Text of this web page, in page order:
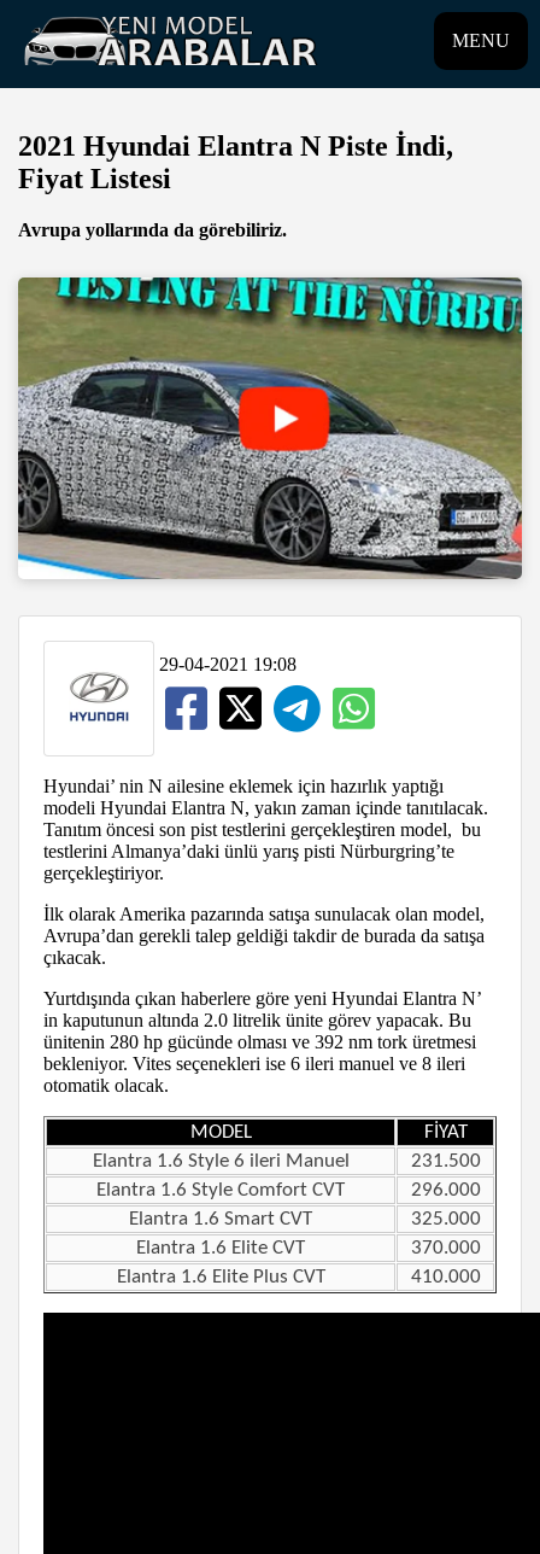
MENU
2021 Hyundai Elantra N Piste İndi,
Fiyat Listesi
Avrupa yollarında da görebiliriz.
29-04-2021 19:08
Hyundai’ nin N ailesine eklemek için hazırlık yaptığı
modeli Hyundai Elantra N, yakın zaman içinde tanıtılacak.
Tanıtım öncesi son pist testlerini gerçekleştiren model, bu
testlerini Almanya’daki ünlü yarış pisti Nürburgring’te
gerçekleştiriyor.
İlk olarak Amerika pazarında satışa sunulacak olan model,
Avrupa’dan gerekli talep geldiği takdir de burada da satışa
çıkacak.
Yurtdışında çıkan haberlere göre yeni Hyundai Elantra N’
in kaputunun altında 2.0 litrelik ünite görev yapacak. Bu
ünitenin 280 hp gücünde olması ve 392 nm tork üretmesi
bekleniyor. Vites seçenekleri ise 6 ileri manuel ve 8 ileri
otomatik olacak.
MODEL
FİYAT
Elantra 1.6 Style 6 ileri Manuel
231.500
Elantra 1.6 Style Comfort CVT
296.000
Elantra 1.6 Smart CVT
325.000
Elantra 1.6 Elite CVT
370.000
Elantra 1.6 Elite Plus CVT 410.000